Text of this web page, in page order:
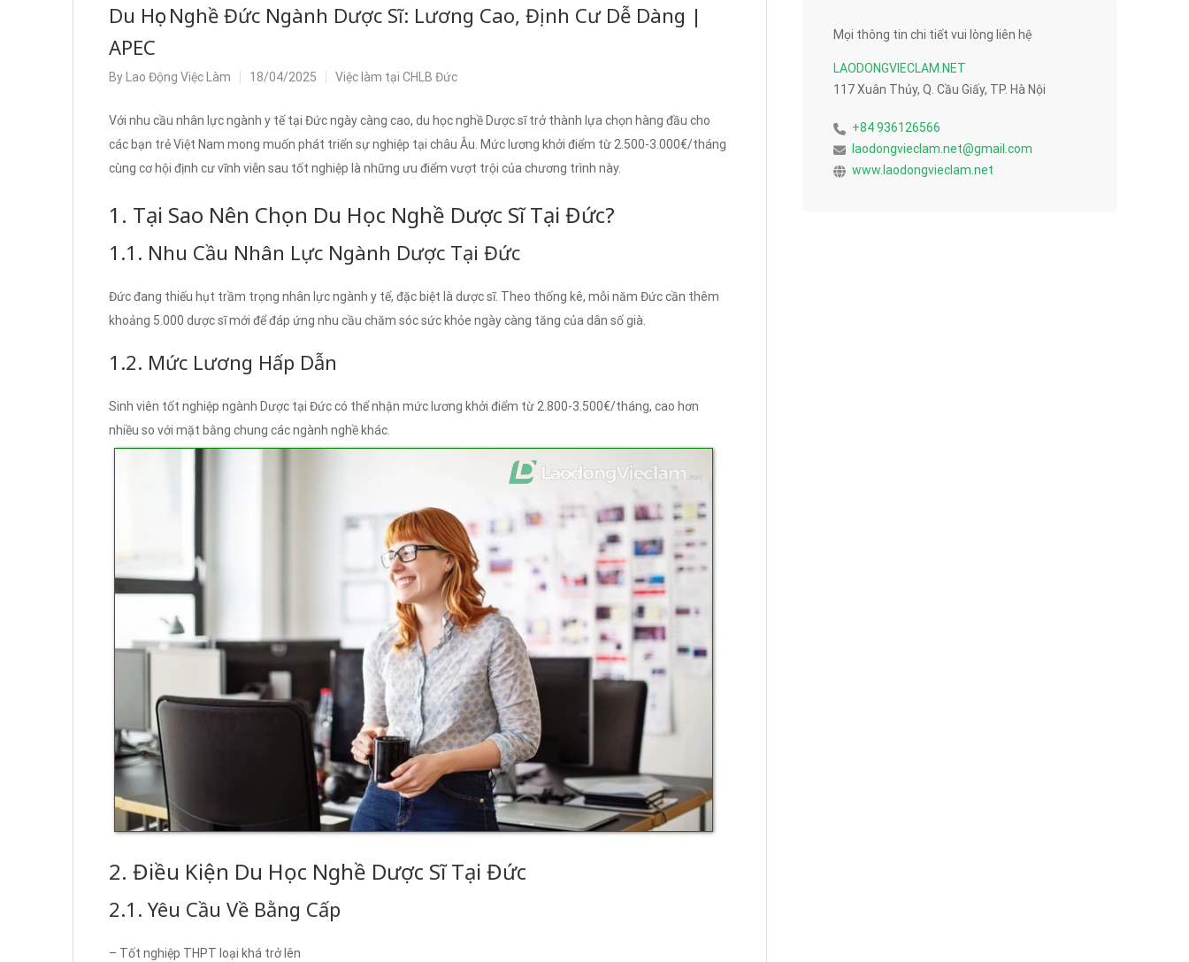
Du Học Nghề Đức Ngành Dược Sĩ: Lương Cao, Định Cư Dễ Dàng |
APEC
By Lao Động Việc Làm 18/04/2025 Việc làm tại CHLB Đức
Với nhu cầu nhân lực ngành y tế tại Đức ngày càng cao, du học nghề Dược sĩ trở thành lựa chọn hàng đầu cho
các bạn trẻ Việt Nam mong muốn phát triển sự nghiệp tại châu Âu. Mức lương khởi điểm từ 2.500-3.000€/tháng
cùng cơ hội định cư vĩnh viễn sau tốt nghiệp là những ưu điểm vượt trội của chương trình này.
1. Tại Sao Nên Chọn Du Học Nghề Dược Sĩ Tại Đức?
1.1. Nhu Cầu Nhân Lực Ngành Dược Tại Đức
Đức đang thiếu hụt trầm trọng nhân lực ngành y tế, đặc biệt là dược sĩ. Theo thống kê, mỗi năm Đức cần thêm
khoảng 5.000 dược sĩ mới để đáp ứng nhu cầu chăm sóc sức khỏe ngày càng tăng của dân số già.
1.2. Mức Lương Hấp Dẫn
Sinh viên tốt nghiệp ngành Dược tại Đức có thể nhận mức lương khởi điểm từ 2.800-3.500€/tháng, cao hơn
nhiều so với mặt bằng chung các ngành nghề khác.
2. Điều Kiện Du Học Nghề Dược Sĩ Tại Đức
2.1. Yêu Cầu Về Bằng Cấp
– Tốt nghiệp THPT loại khá trở lên
Mọi thông tin chi tiết vui lòng liên hệ
LAODONGVIECLAM.NET
117 Xuân Thủy, Q. Cầu Giấy, TP. Hà Nội
+84 936126566
laodongvieclam.net@gmail.com
www.laodongvieclam.net